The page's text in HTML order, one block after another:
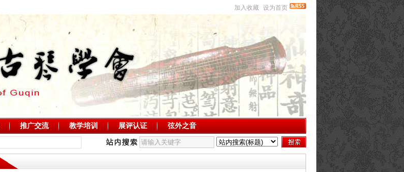
加入收藏 设为首页
推广交流 教学培训 展评认证 弦外之音